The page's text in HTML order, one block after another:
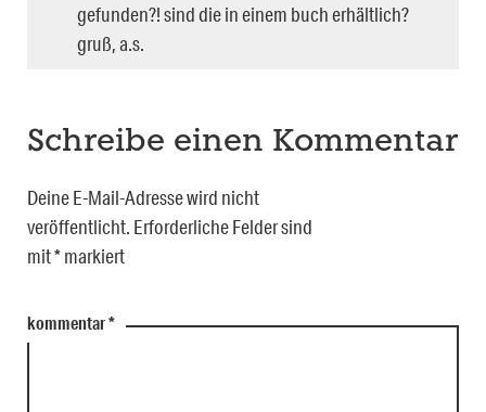
gefunden?! sind die in einem buch erhältlich?
gruß, a.s.
Schreibe einen Kommentar
Deine E-Mail-Adresse wird nicht
veröffentlicht. Erforderliche Felder sind
mit*markiert
kommentar*